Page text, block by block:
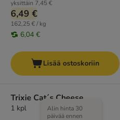
yksittäin 7,45 €
6,49 €
162,25 € / kg
6,04 €
Lisää ostoskoriin
Trixie Cat´s Cheese
1 kpl
Alin hinta 30
päivää ennen